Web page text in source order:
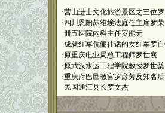
·营山进士文化旅游景区之三位
· 四川恩阳苏维埃法庭任主席罗
·卌五医院内科主任罗能元
·成就红军伉俪佳话的女红军罗
·原重庆电业局总工程师罗世襄
·原武汉水运工程学院教授罗世棻
·重庆府巴邑教官罗彦芳及知名
· 民国通江县长罗文杰